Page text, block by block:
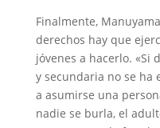
Finalmente,
derechos hay que
jóvenes a hacerlo. «Si
y secundaria no se ha
a asumirse una
nadie se burla, el